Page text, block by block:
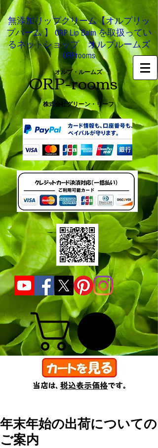
無添加リップクリーム【オルプリッ
プバーム 】 ORP Lip Balm を取扱ってい
るネットショップ オルプルームズ
ORProoms
ORP-rooms
オルプ・ルームズ
株式会社グリーン・リーフ
0466-54-8612
年末年始の出荷についての
ご案内